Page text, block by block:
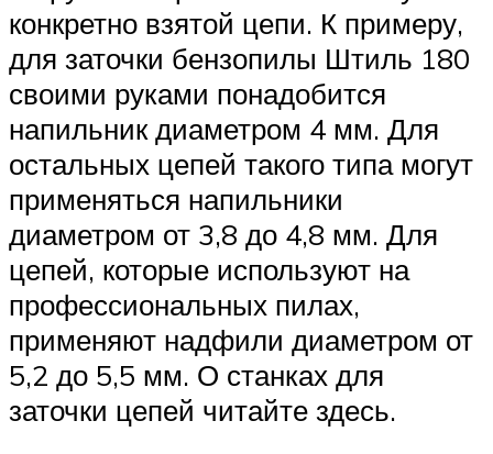
конкретно взятой цепи. К примеру,
для заточки бензопилы Штиль 180
своими руками понадобится
напильник диаметром 4 мм. Для
остальных цепей такого типа могут
применяться напильники
диаметром от 3,8 до 4,8 мм. Для
цепей, которые используют на
профессиональных пилах,
применяют надфили диаметром от
5,2 до 5,5 мм. О станках для
заточки цепей читайте здесь.